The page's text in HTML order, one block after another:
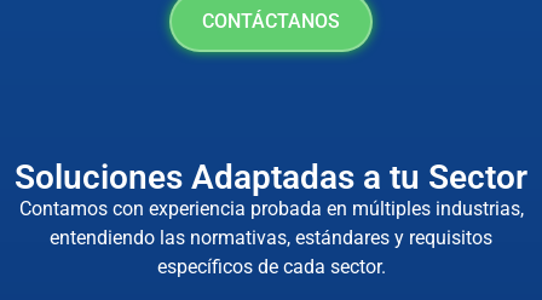
CONTÁCTANOS
Soluciones Adaptadas a tu Sector
Contamos con experiencia probada en múltiples industrias,
entendiendo las normativas, estándares y requisitos
específicos de cada sector.